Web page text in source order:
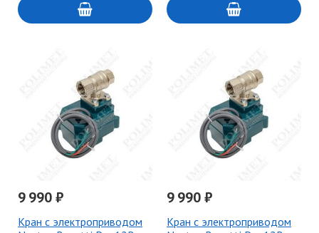
9 990 ₽
Кран с электроприводом
9 990 ₽
Кран с электроприводом